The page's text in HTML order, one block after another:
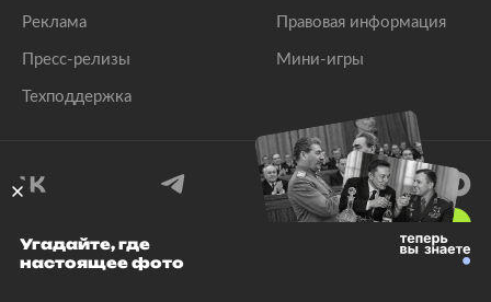
Реклама
Пресс-релизы
Техподдержка
Правовая информация
Мини-игры
© 1999–2026 Все права защищены.
Угадайте, где
настоящее фото